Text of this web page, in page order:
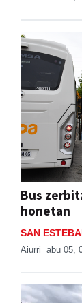
Bus
honetan
SAN
Aiurri abu 05,